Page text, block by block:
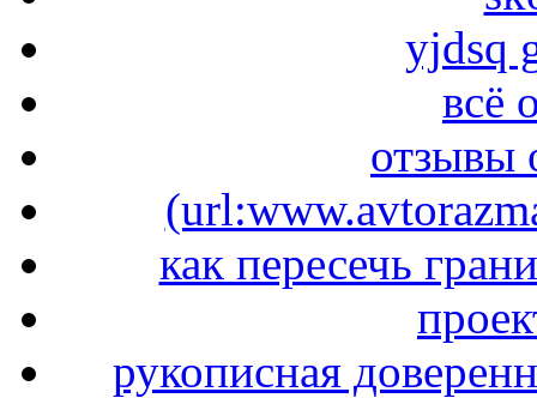
yjdsq
всё
отзывы
как пересечь
рукописная